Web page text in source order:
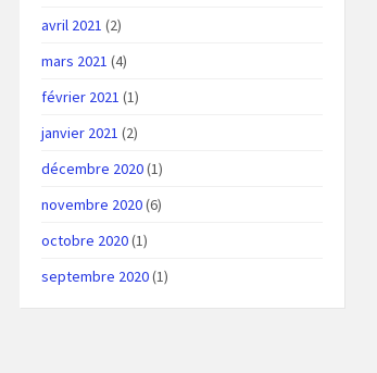
avril 2021 (2)
mars 2021 (4)
février 2021 (1)
janvier 2021 (2)
décembre 2020(1)
novembre 2020(6)
octobre 2020(1)
septembre 2020(1)